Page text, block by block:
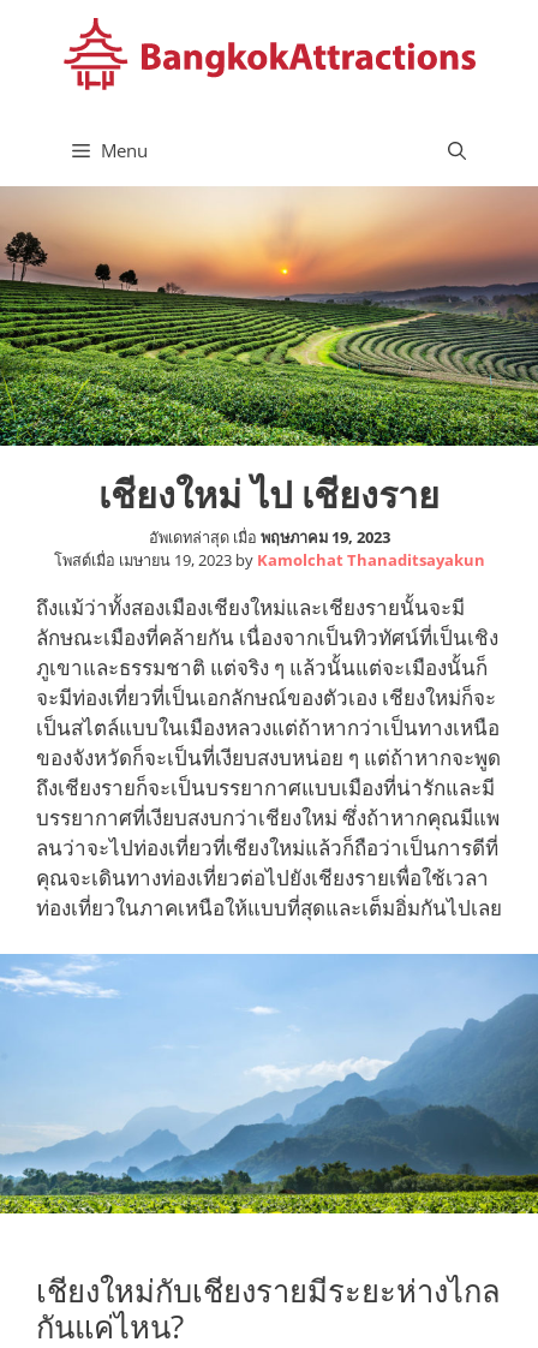
content
Menu
เชียงใหม่ ไป เชียงราย
อัพเดทล่าสุด เมื่อ พฤษภาคม 19, 2023
โพสต์เมื่อ เมษายน 19, 2023 by Kamolchat Thanaditsayakun
ถึงแม้ว่าทั้งสองเมืองเชียงใหม่และเชียงรายนั้นจะมี
ลักษณะเมืองที่คล้ายกัน เนื่องจากเป็นทิวทัศน์ที่เป็นเชิง
ภูเขาและธรรมชาติ แต่จริง ๆ แล้วนั้นแต่จะเมืองนั้นก็
จะมีท่องเที่ยวที่เป็นเอกลักษณ์ของตัวเอง เชียงใหม่ก็จะ
เป็นสไตล์แบบในเมืองหลวงแต่ถ้าหากว่าเป็นทางเหนือ
ของจังหวัดก็จะเป็นที่เงียบสงบหน่อย ๆ แต่ถ้าหากจะพูด
ถึงเชียงรายก็จะเป็นบรรยากาศแบบเมืองที่น่ารักและมี
บรรยากาศที่เงียบสงบกว่าเชียงใหม่ ซึ่งถ้าหากคุณมีแพ
ลนว่าจะไปท่องเที่ยวที่เชียงใหม่แล้วก็ถือว่าเป็นการดีที่
คุณจะเดินทางท่องเที่ยวต่อไปยังเชียงรายเพื่อใช้เวลา
ท่องเที่ยวในภาคเหนือให้แบบที่สุดและเต็มอิ่มกันไปเลย
เชียงใหม่กับเชียงรายมีระยะห่างไกล
กันแค่ไหน?